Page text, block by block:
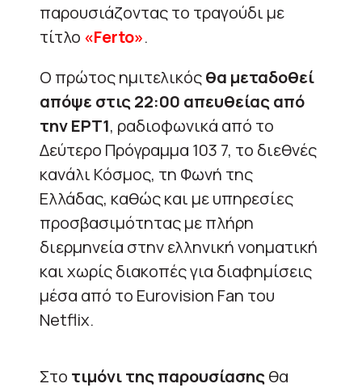
παρουσιάζοντας το τραγούδι με
τίτλο «Ferto».
Ο πρώτος ημιτελικόςθα μεταδοθεί
απόψε στις 22:00 απευθείας από
την ΕΡΤ1, ραδιοφωνικά από το
Δεύτερο Πρόγραμμα 103 7, το διεθνές
κανάλι Κόσμος, τη Φωνή της
Ελλάδας, καθώς και με υπηρεσίες
προσβασιμότητας με πλήρη
διερμηνεία στην ελληνική νοηματική
και χωρίς διακοπές για διαφημίσεις
μέσα από το Eurovision Fan του
Netflix.
Στο τιμόνι της παρουσίασηςθα